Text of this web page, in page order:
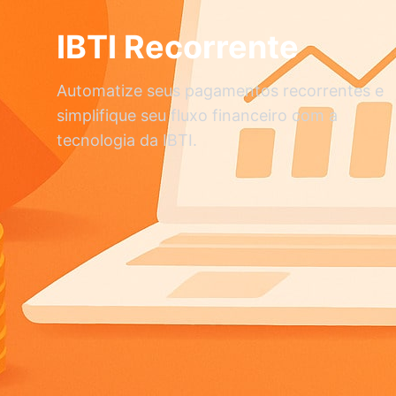
IBTI Recorrente
Automatize seus pagamentos recorrentes e
simplifique seu fluxo financeiro com a
tecnologia da IBTI.